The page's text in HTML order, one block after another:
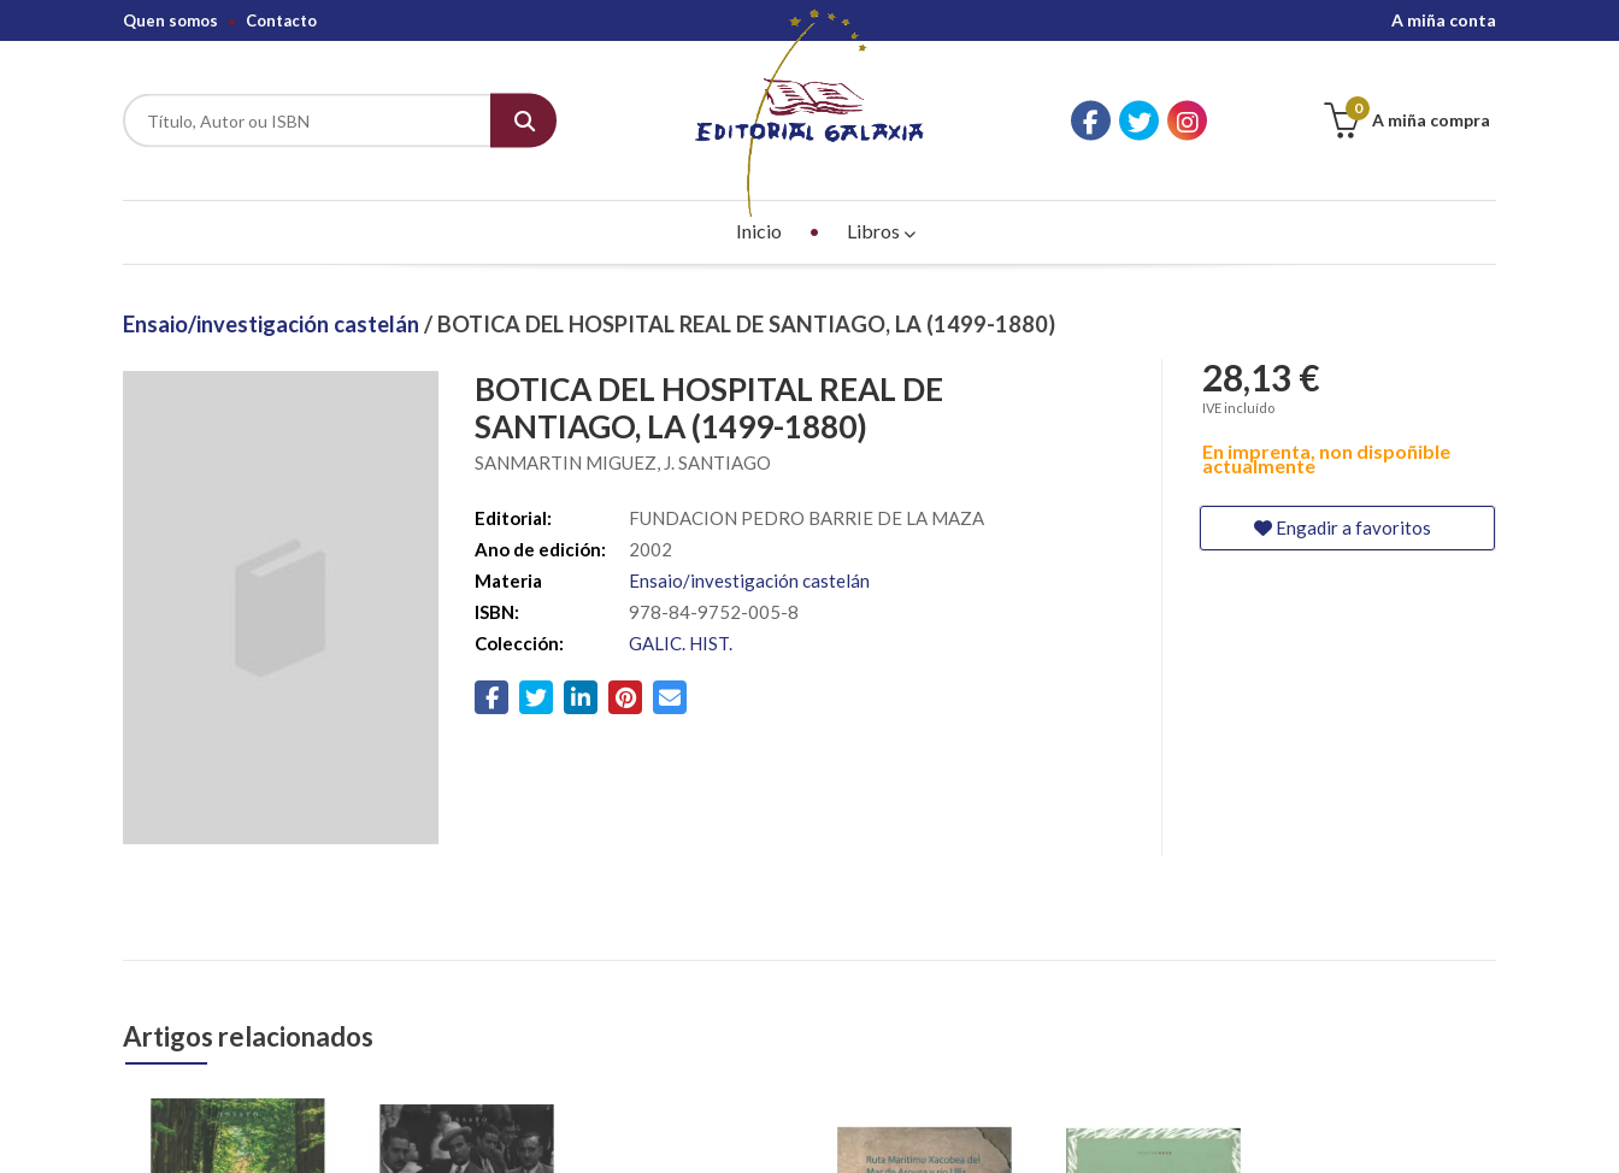
A miña conta
Quen somos Contacto
A miña compra
0
Inicio Libros
Ensaio/investigación castelán / BOTICA DEL HOSPITAL REAL DE SANTIAGO, LA (1499-1880)
BOTICA DEL HOSPITAL REAL DE
SANTIAGO, LA (1499-1880)
SANMARTIN MIGUEZ, J. SANTIAGO
Editorial:
FUNDACION PEDRO BARRIE DE LA MAZA
Ano de edición:
2002
Materia
Ensaio/investigación castelán
ISBN:
978-84-9752-005-8
Colección:
GALIC. HIST.
28,13 €
IVE incluído
En imprenta, non dispoñible
actualmente
Engadir a favoritos
Artigos relacionados